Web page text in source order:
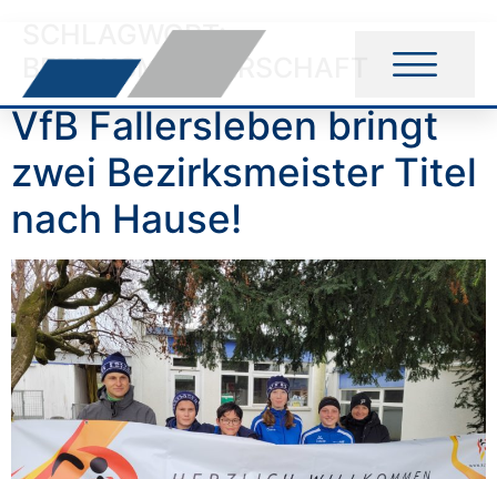
SCHLAGWORT:
BEZIRKSMEISTERSCHAFT
VfB Fallersleben bringt
zwei Bezirksmeister Titel
nach Hause!